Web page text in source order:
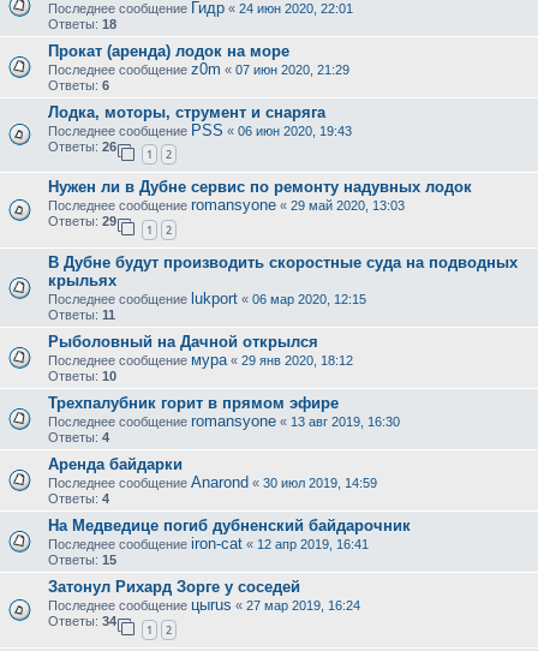
Последнее сообщение Гидр « 24 июн 2020, 22:01
Ответы: 18
Прокат (аренда) лодок на море
Последнее сообщение z0m « 07 июн 2020, 21:29
Ответы: 6
Лодка, моторы, струмент и снаряга
Последнее сообщение PSS « 06 июн 2020, 19:43
Ответы: 26
1 2
Нужен ли в Дубне сервис по ремонту надувных лодок
Последнее сообщение romansyone « 29 май 2020, 13:03
Ответы: 29
1 2
В Дубне будут производить скоростные суда на подводных
крыльях
Последнее сообщение lukport « 06 мар 2020, 12:15
Ответы: 11
Рыболовный на Дачной открылся
Последнее сообщение мура « 29 янв 2020, 18:12
Ответы: 10
Трехпалубник горит в прямом эфире
Последнее сообщение romansyone « 13 авг 2019, 16:30
Ответы: 4
Аренда байдарки
Последнее сообщение Anarond « 30 июл 2019, 14:59
Ответы: 4
На Медведице погиб дубненский байдарочник
Последнее сообщение iron-cat « 12 апр 2019, 16:41
Ответы: 15
Затонул Рихард Зорге у соседей
Последнее сообщение цыrus « 27 мар 2019, 16:24
Ответы: 34
1 2